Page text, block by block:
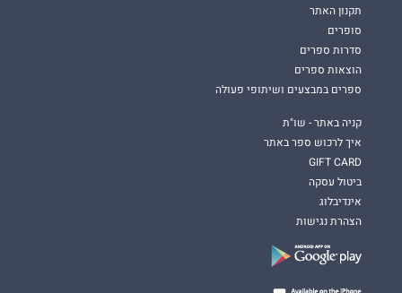
תקנון האתר
סופרים
סדרות ספרים
הוצאות ספרים
ספרים במבצעים ושיתופי פעולה
קניה באתר - שו"ת
איך לרכוש ספר באתר
GIFT CARD
ביטול עסקה
אינדיבלוג
הצהרת נגישות